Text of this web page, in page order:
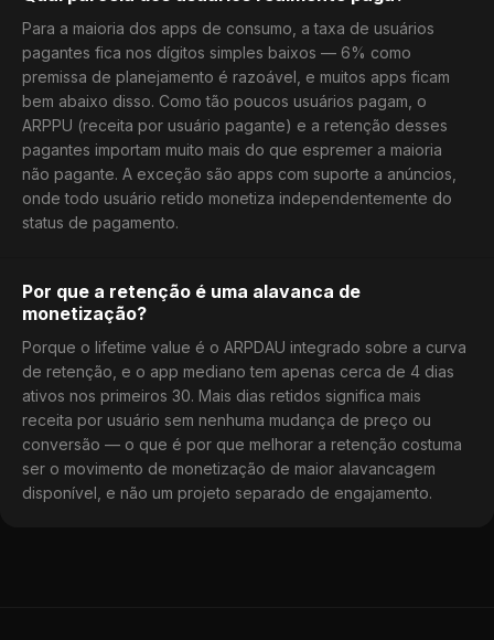
Para a maioria dos apps de consumo, a taxa de usuários
pagantes fica nos dígitos simples baixos — 6% como
premissa de planejamento é razoável, e muitos apps ficam
bem abaixo disso. Como tão poucos usuários pagam, o
ARPPU (receita por usuário pagante) e a retenção desses
pagantes importam muito mais do que espremer a maioria
não pagante. A exceção são apps com suporte a anúncios,
onde todo usuário retido monetiza independentemente do
status de pagamento.
Por que a retenção é uma alavanca de
monetização?
Porque o lifetime value é o ARPDAU integrado sobre a curva
de retenção, e o app mediano tem apenas cerca de 4 dias
ativos nos primeiros 30. Mais dias retidos significa mais
receita por usuário sem nenhuma mudança de preço ou
conversão — o que é por que melhorar a retenção costuma
ser o movimento de monetização de maior alavancagem
disponível, e não um projeto separado de engajamento.